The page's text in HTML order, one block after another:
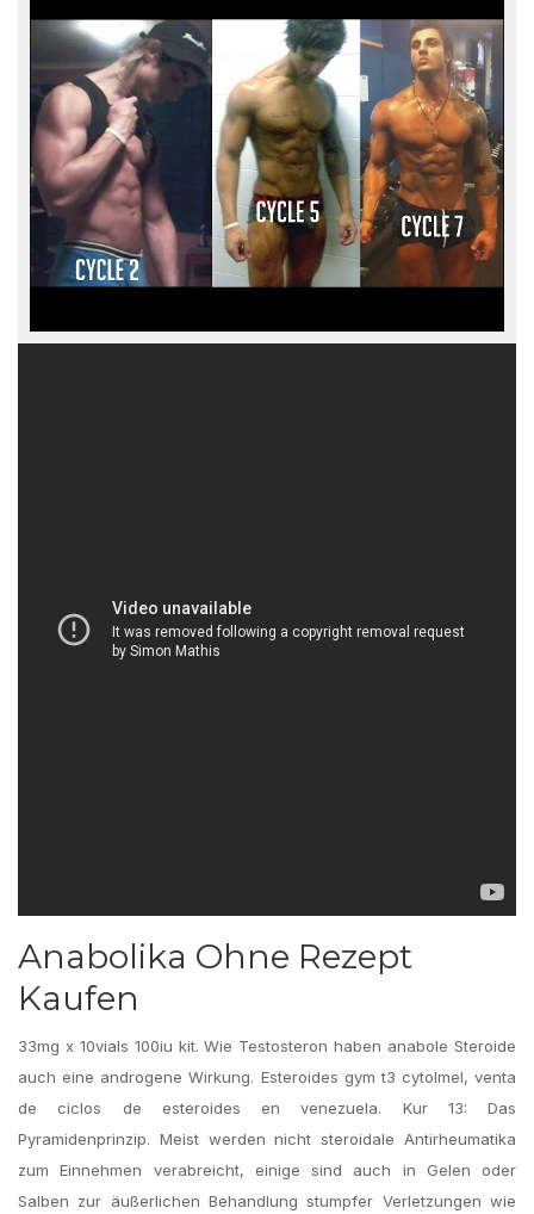
Anabolika Ohne Rezept
Kaufen
33mg x 10vials 100iu kit. Wie Testosteron haben anabole Steroide
auch eine androgene Wirkung. Esteroides gym t3 cytolmel, venta
de ciclos de esteroides en venezuela. Kur 13: Das
Pyramidenprinzip. Meist werden nicht steroidale Antirheumatika
zum Einnehmen verabreicht, einige sind auch in Gelen oder
Salben zur äußerlichen Behandlung stumpfer Verletzungen wie